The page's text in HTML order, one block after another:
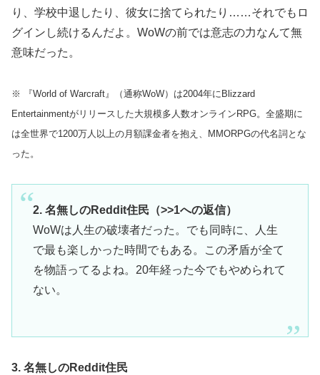
り、学校中退したり、彼女に捨てられたり……それでもロ
グインし続けるんだよ。WoWの前では意志の力なんて無
意味だった。
※ 『World of Warcraft』（通称WoW）は2004年にBlizzard
Entertainmentがリリースした大規模多人数オンラインRPG。全盛期に
は全世界で1200万人以上の月額課金者を抱え、MMORPGの代名詞とな
った。
2. 名無しのReddit住民（>>1への返信）
WoWは人生の破壊者だった。でも同時に、人生
で最も楽しかった時間でもある。この矛盾が全て
を物語ってるよね。20年経った今でもやめられて
ない。
3. 名無しのReddit住民